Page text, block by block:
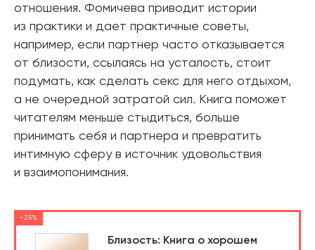
отношения. Фомичева приводит истории
из практики и дает практичные советы,
например, если партнер часто отказывается
от близости, ссылаясь на усталость, стоит
подумать, как сделать секс для него отдыхом,
а не очередной затратой сил. Книга поможет
читателям меньше стыдиться, больше
принимать себя и партнера и превратить
интимную сферу в источник удовольствия
и взаимопонимания.
-25%
Близость: Книга о хорошем